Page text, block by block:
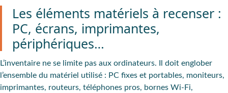
Les éléments matériels à recenser :
PC, écrans, imprimantes,
périphériques…
L’inventaire ne se limite pas aux ordinateurs. Il doit englober
l’ensemble du matériel utilisé : PC fixes et portables, moniteurs,
imprimantes, routeurs, téléphones pros, bornes Wi-Fi,